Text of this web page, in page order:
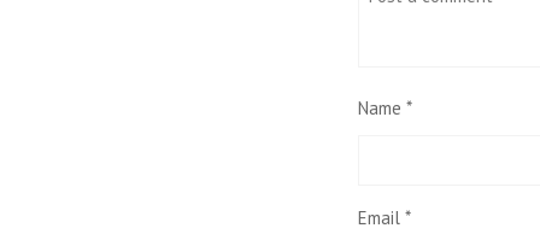
Name *
Email *